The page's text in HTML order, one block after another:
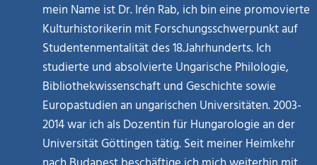
mein Name ist Dr. Irén Rab, ich bin eine promovierte
Kulturhistorikerin mit Forschungsschwerpunkt auf
Studentenmentalität des 18.Jahrhunderts. Ich
studierte und absolvierte Ungarische Philologie,
Bibliothekwissenschaft und Geschichte sowie
Europastudien an ungarischen Universitäten. 2003-
2014 war ich als Dozentin für Hungarologie an der
Universität Göttingen tätig. Seit meiner Heimkehr